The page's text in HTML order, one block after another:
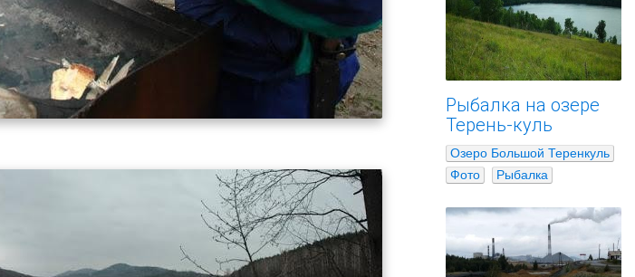
Рыбалка на озере
Терень-куль
Озеро Большой Теренкуль
Фото
Рыбалка